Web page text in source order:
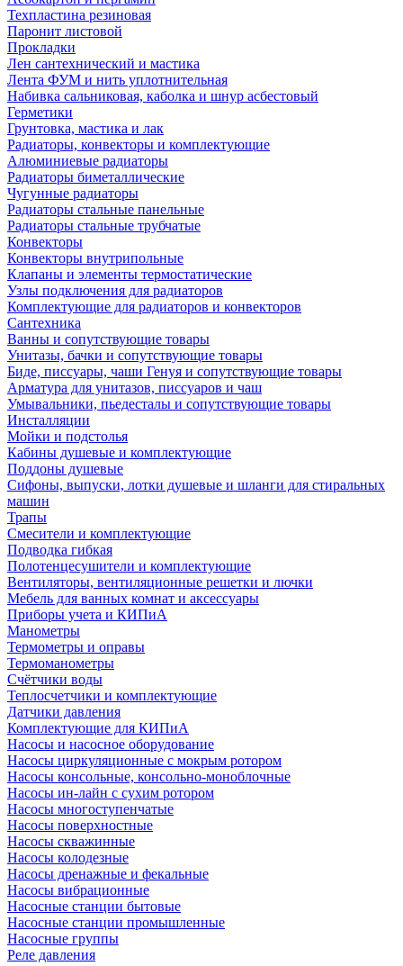
Техпластина резиновая
Паронит листовой
Прокладки
Лен сантехнический и мастика
Лента ФУМ и нить уплотнительная
Набивка сальниковая, каболка и шнур асбестовый
Герметики
Грунтовка, мастика и лак
Радиаторы, конвекторы и комплектующие
Алюминиевые радиаторы
Радиаторы биметаллические
Чугунные радиаторы
Радиаторы стальные панельные
Радиаторы стальные трубчатые
Конвекторы
Конвекторы внутрипольные
Клапаны и элементы термостатические
Узлы подключения для радиаторов
Комплектующие для радиаторов и конвекторов
Сантехника
Ванны и сопутствующие товары
Унитазы, бачки и сопутствующие товары
Биде, писсуары, чаши Генуя и сопутствующие товары
Арматура для унитазов, писсуаров и чаш
Умывальники, пьедесталы и сопутствующие товары
Инсталляции
Мойки и подстолья
Кабины душевые и комплектующие
Поддоны душевые
Сифоны, выпуски, лотки душевые и шланги для стиральных
машин
Трапы
Смесители и комплектующие
Подводка гибкая
Полотенцесушители и комплектующие
Вентиляторы, вентиляционные решетки и лючки
Мебель для ванных комнат и аксессуары
Приборы учета и КИПиА
Манометры
Термометры и оправы
Термоманометры
Счётчики воды
Теплосчетчики и комплектующие
Датчики давления
Комплектующие для КИПиА
Насосы и насосное оборудование
Насосы циркуляционные с мокрым ротором
Насосы консольные, консольно-моноблочные
Насосы ин-лайн с сухим ротором
Насосы многоступенчатые
Насосы поверхностные
Насосы скважинные
Насосы колодезные
Насосы дренажные и фекальные
Насосы вибрационные
Насосные станции бытовые
Насосные станции промышленные
Насосные группы
Реле давления